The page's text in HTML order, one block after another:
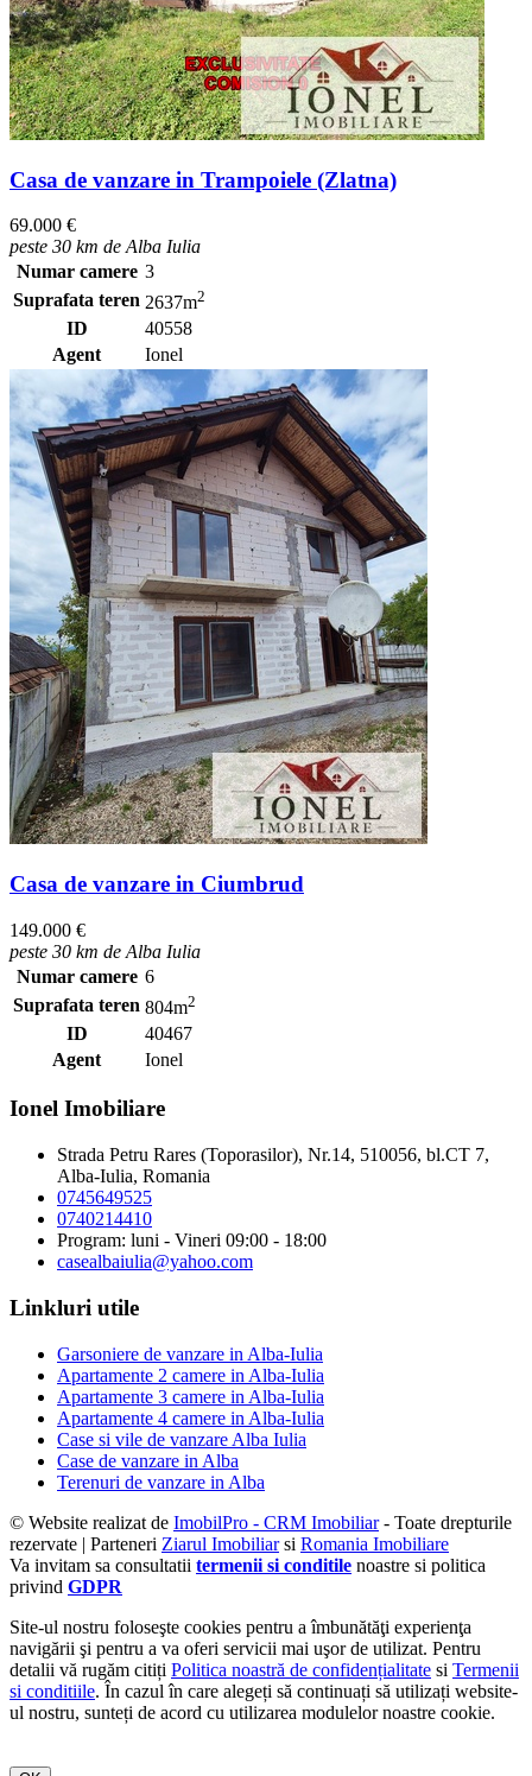
Casa de vanzare in Trampoiele (Zlatna)
69.000 €
peste 30 km de Alba Iulia
Numar camere 3
Suprafata teren 2637m2
ID
40558
Agent
Ionel
Casa de vanzare in Ciumbrud
149.000 €
peste 30 km de Alba Iulia
Numar camere 6
Suprafata teren 804m2
ID
40467
Agent
Ionel
Ionel Imobiliare
Strada Petru Rares (Toporasilor), Nr.14, 510056, bl.CT 7,
Alba-Iulia, Romania
0745649525
0740214410
Program: luni - Vineri 09:00 - 18:00
casealbaiulia@yahoo.com
Linkluri utile
Garsoniere de vanzare in Alba-Iulia
Apartamente 2 camere in Alba-Iulia
Apartamente 3 camere in Alba-Iulia
Apartamente 4 camere in Alba-Iulia
Case si vile de vanzare Alba Iulia
Case de vanzare in Alba
Terenuri de vanzare in Alba
© Website realizat de ImobilPro - CRM Imobiliar- Toate drepturile
rezervate | Parteneri Ziarul Imobiliarsi Romania Imobiliare
Va invitam sa consultatii termenii si conditile noastre si politica
privind GDPR
Site-ul nostru foloseşte cookies pentru a îmbunătăţi experienţa
navigării şi pentru a va oferi servicii mai uşor de utilizat. Pentru
detalii vă rugăm citiți Politica noastră de confidențialitate si Termenii
si conditiile. În cazul în care alegeți să continuați să utilizați website-
ul nostru, sunteți de acord cu utilizarea modulelor noastre cookie.